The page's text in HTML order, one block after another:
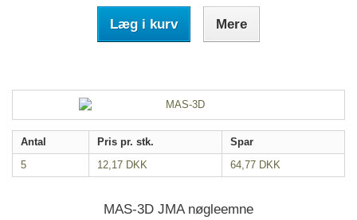
Læg i kurv Mere
Antal Pris pr. stk.
Spar
5
12,17 DKK 64,77 DKK
MAS-3D JMA nøgleemne